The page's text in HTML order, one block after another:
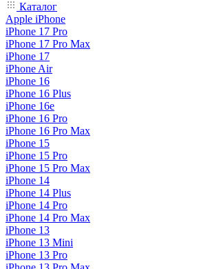
Каталог
Apple iPhone
iPhone 17 Pro
iPhone 17 Pro Max
iPhone 17
iPhone Air
iPhone 16
iPhone 16 Plus
iPhone 16e
iPhone 16 Pro
iPhone 16 Pro Max
iPhone 15
iPhone 15 Pro
iPhone 15 Pro Max
iPhone 14
iPhone 14 Plus
iPhone 14 Pro
iPhone 14 Pro Max
iPhone 13
iPhone 13 Mini
iPhone 13 Pro